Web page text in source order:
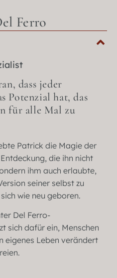
Ferro
dass jeder
Potenzial hat, das
für alle Mal zu
Patrick die Magie der
die ihn nicht
ihm auch erlaubte,
seiner selbst zu
wie neu geboren.
Del Ferro-
sich dafür ein, Menschen
eigenes Leben verändert